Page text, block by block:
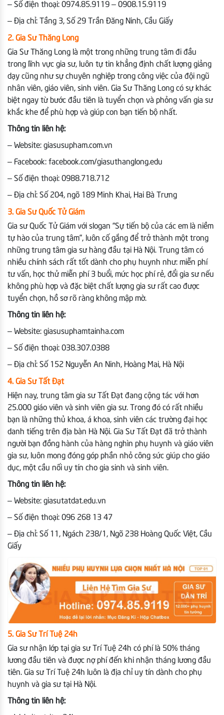
– Số điện thoại: 0974.85.9119 – 0908.15.9119
– Địa chỉ: Tầng 3, Số 29 Trần Đăng Ninh, Cầu Giấy
2. Gia Sư Thăng Long
Gia Sư Thăng Long là một trong những trung tâm đi đầu
trong lĩnh vực gia sư, luôn tự tin khẳng định chất lượng giảng
dạy cũng như sự chuyên nghiệp trong công việc của đội ngũ
nhân viên, giáo viên, sinh viên. Gia Sư Thăng Long có sự khác
biệt ngay từ bước đầu tiên là tuyển chọn và phỏng vấn gia sư
khắc khe để phù hợp và giúp con bạn tiến bộ nhất.
Thông tin liên hệ:
– Website: giasusupham.com.vn
– Facebook: facebook.com/giasuthanglong.edu
– Số điện thoại: 0988.718.712
– Địa chỉ: Số 204, ngõ 189 Minh Khai, Hai Bà Trưng
3. Gia Sư Quốc Tử Giám
Gia sư Quốc Tử Giám với slogan “Sự tiến bộ của các em là niềm
tự hào của trung tâm”, luôn cố gắng để trở thành một trong
những trung tâm gia sư hàng đầu tại Hà Nội. Trung tâm có
nhiều chính sách rất tốt dành cho phụ huynh như: miễn phí
tư vấn, học thử miễn phí 3 buổi, mức học phí rẻ, đổi gia sư nếu
không phù hợp và đặc biệt chất lượng gia sư rất cao được
tuyển chọn, hồ sơ rõ ràng không mập mờ.
Thông tin liên hệ:
– Website: giasusuphamtainha.com
– Số điện thoại: 038.307.0388
– Địa chỉ: Số 152 Nguyễn An Ninh, Hoàng Mai, Hà Nội
4. Gia Sư Tất Đạt
Hiện nay, trung tâm gia sư Tất Đạt đang cộng tác với hơn
25.000 giáo viên và sinh viên gia sư. Trong đó có rất nhiều
bạn là những thủ khoa, á khoa, sinh viên các trường đại học
danh tiếng trên địa bàn Hà Nội. Gia Sư Tất Đạt đã trở thành
người bạn đồng hành của hàng nghìn phụ huynh và giáo viên
gia sư, luôn mong đóng góp phần nhỏ công sức giúp cho giáo
dục, một cầu nối uy tín cho gia sinh và sinh viên.
Thông tin liên hệ:
– Website: giasutatdat.edu.vn
– Số điện thoại: 096 268 13 47
– Địa chỉ: Số 11, Ngách 238/1, Ngõ 238 Hoàng Quốc Việt, Cầu
Giấy
5. Gia Sư Trí Tuệ 24h
Gia sư nhận lớp tại gia sư Trí Tuệ 24h có phí là 50% tháng
lương đầu tiên và được nợ phí đến khi nhận tháng lương đầu
tiên. Gia sư Trí Tuệ 24h luôn là địa chỉ uy tín dành cho phụ
huynh và gia sư tại Hà Nội.
Thông tin liên hệ: